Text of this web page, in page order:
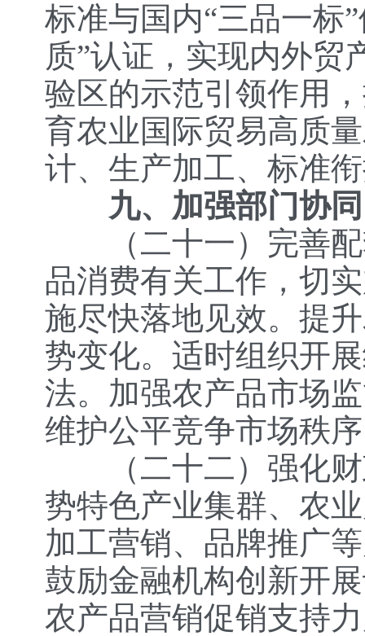
标准与国内“三品一标
质”认证，实现内外贸
验区的示范引领作用
育农业国际贸易高质
计、生产加工、标准
九、加强部门协
（二十一）完善
品消费有关工作，切
施尽快落地见效。提
势变化。适时组织开
法。加强农产品市场
维护公平竞争市场秩
（二十二）强化
势特色产业集群、农
加工营销、品牌推广
鼓励金融机构创新开
农产品营销促销支持